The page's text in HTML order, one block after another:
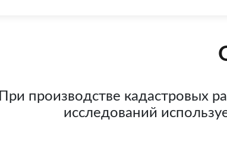
При производстве кадастровых
исследований